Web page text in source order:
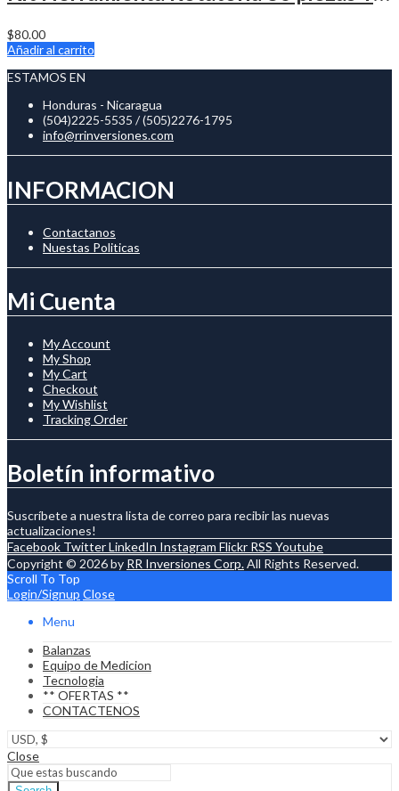
$80.00
Añadir al carrito
ESTAMOS EN
Honduras - Nicaragua
(504)2225-5535 / (505)2276-1795
info@rrinversiones.com
INFORMACION
Contactanos
Nuestas Politicas
Mi Cuenta
My Account
My Shop
My Cart
Checkout
My Wishlist
Tracking Order
Boletín informativo
Suscríbete a nuestra lista de correo para recibir las nuevas
actualizaciones!
Facebook TwitterLinkedIn Instagram Flickr RSS Youtube
Copyright © 2026 by RR Inversiones Corp.All Rights Reserved.
Scroll To Top
Login/Signup Close
Menu
Balanzas
Equipo de Medicion
Tecnologia
** OFERTAS **
CONTACTENOS
Close